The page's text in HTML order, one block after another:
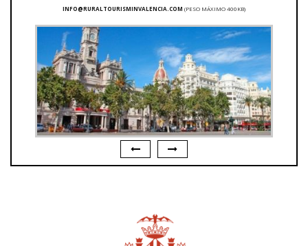
INFO@RURALTOURISMINVALENCIA.COM (PESO MÁXIMO 400KB)